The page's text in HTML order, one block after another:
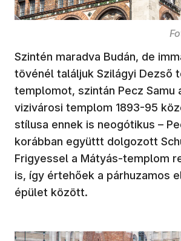
Szintén maradva Budán, de
tövénél találjuk Szilágyi Dezső
templomot, szintán Pecz Samu
vizivárosi templom 1893-95
stílusa ennek is neogótikus –
korábban együttt dolgozott
Frigyessel a Mátyás-templom
is, így értehőek a párhuzamos
épület között.